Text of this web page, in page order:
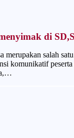
di
merupakan salah
komunikatif